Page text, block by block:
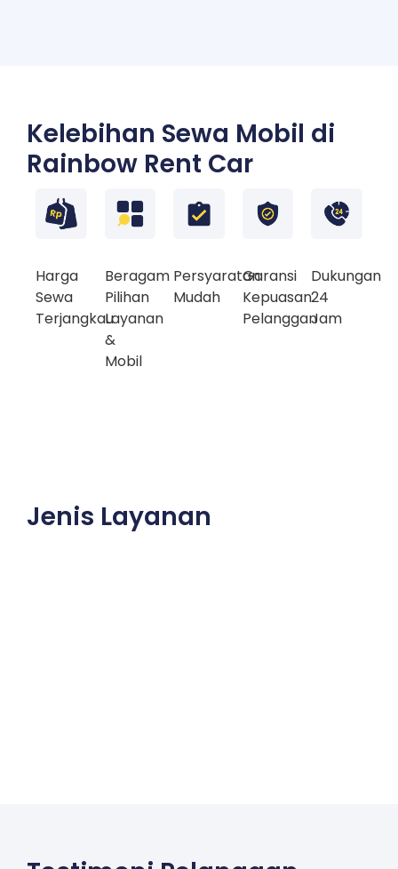
Kelebihan Sewa Mobil di
Rainbow Rent Car
Harga
Sewa
Terjangkau
Beragam
Pilihan
Layanan
&
Mobil
Persyaratan
Mudah
Garansi
Kepuasan
Pelanggan
Dukungan
24
Jam
Jenis Layanan